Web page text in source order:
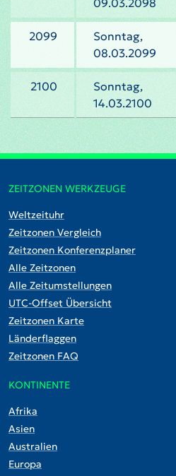
09.03.2098
2099
Sonntag,
08.03.2099
2100
Sonntag,
14.03.2100
ZEITZONEN WERKZEUGE
Weltzeituhr
Zeitzonen Vergleich
Zeitzonen Konferenzplaner
Alle Zeitzonen
Alle Zeitumstellungen
UTC-Offset Übersicht
Zeitzonen Karte
Länderflaggen
Zeitzonen FAQ
KONTINENTE
Afrika
Asien
Australien
Europa